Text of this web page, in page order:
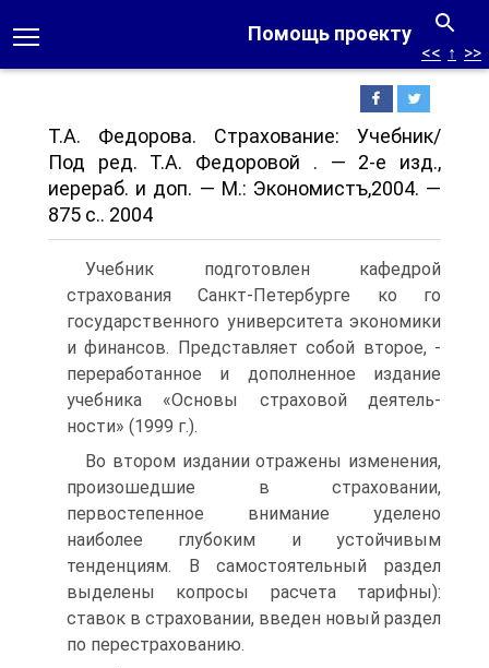
Помощь проекту
<< ↑ >>
Т.А. Федорова. Страхование: Учебник/
Под ред. Т.А. Федоровой . — 2-е изд.,
иерераб. и доп. — М.: Экономистъ,2004. —
875 с.. 2004
Учебник подготовлен кафедрой
страхования Санкт-Петербурге ко го
государственного университета экономики
и финансов. Представляет собой второе, -
переработанное и дополненное издание
учебника «Основы страховой деятель-
ности» (1999 г.).
Во втором издании отражены изменения,
произошедшие в страховании,
первостепенное внимание уделено
наиболее глубоким и устойчивым
тенденциям. В самостоятельный раздел
выделены копросы расчета тарифны):
ставок в страховании, введен новый раздел
по перестрахованию.